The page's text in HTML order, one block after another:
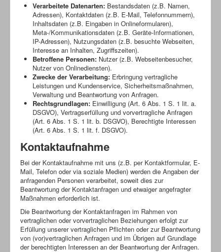
Verarbeitete Datenarten: Bestandsdaten (z.B. Namen,
Adressen), Kontaktdaten (z.B. E-Mail, Telefonnummern),
Inhaltsdaten (z.B. Eingaben in Onlineformularen),
Meta-/Kommunikationsdaten (z.B. Geräte-Informationen,
IP-Adressen), Nutzungsdaten (z.B. besuchte Webseiten,
Interesse an Inhalten, Zugriffszeiten).
Betroffene Personen: Nutzer (z.B. Webseitenbesucher,
Nutzer von Onlinediensten).
Zwecke der Verarbeitung: Erbringung vertragliche
Leistungen und Kundenservice, Sicherheitsmaßnahmen,
Verwaltung und Beantwortung von Anfragen.
Rechtsgrundlagen: Einwilligung (Art. 6 Abs. 1 S. 1 lit. a.
DSGVO), Vertragserfüllung und vorvertragliche Anfragen
(Art. 6 Abs. 1 S. 1 lit. b. DSGVO), Berechtigte Interessen
(Art. 6 Abs. 1 S. 1 lit. f. DSGVO).
Kontaktaufnahme
Bei der Kontaktaufnahme mit uns (z.B. per Kontaktformular, E-
Mail, Telefon oder via soziale Medien) werden die Angaben der
anfragenden Personen verarbeitet, soweit dies zur
Beantwortung der Kontaktanfragen und etwaiger angefragter
Maßnahmen erforderlich ist.
Die Beantwortung der Kontaktanfragen im Rahmen von
vertraglichen oder vorvertraglichen Beziehungen erfolgt zur
Erfüllung unserer vertraglichen Pflichten oder zur Beantwortung
von (vor)vertraglichen Anfragen und im Übrigen auf Grundlage
der berechtigten Interessen an der Beantwortung der Anfragen.